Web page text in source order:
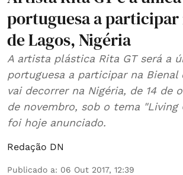
portuguesa a participar
de Lagos, Nigéria
A artista plástica Rita GT será a
portuguesa a participar na Bienal
vai decorrer na Nigéria, de 14 de
de novembro, sob o tema "Living
foi hoje anunciado.
Redação DN
Publicado a: 06 Out 2017, 12:39